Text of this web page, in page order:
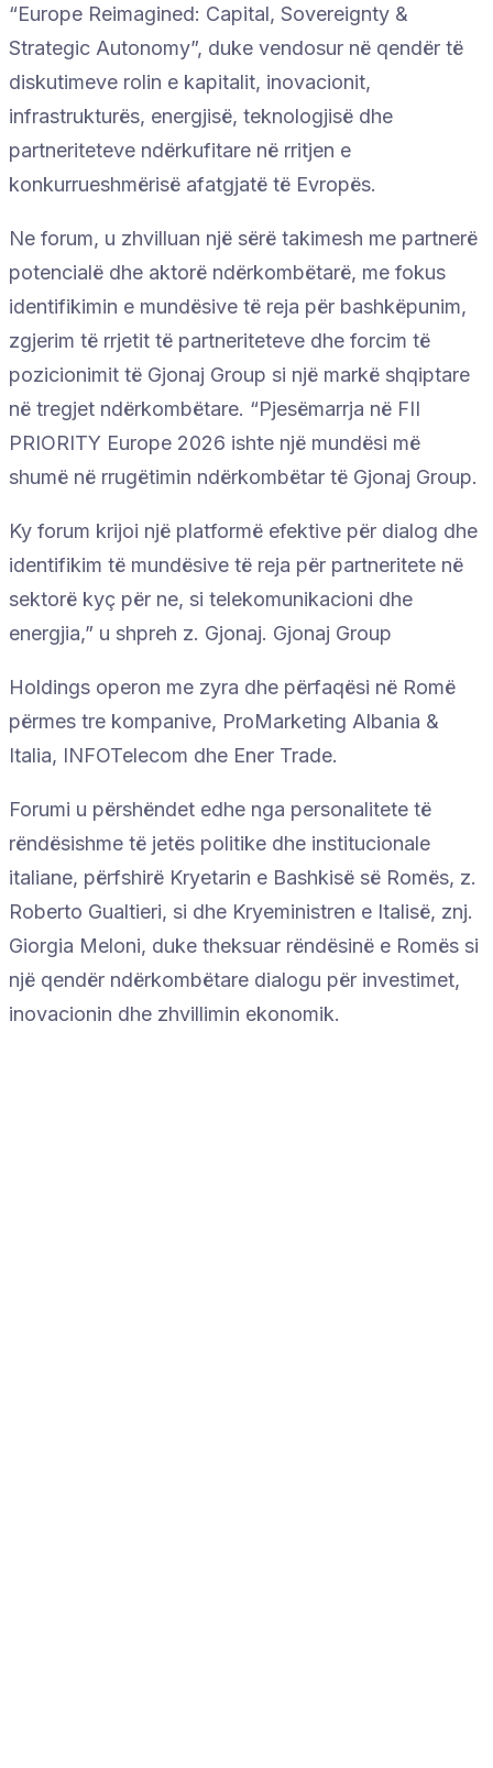
“Europe Reimagined: Capital, Sovereignty &
Strategic Autonomy”, duke vendosur në qendër të
diskutimeve rolin e kapitalit, inovacionit,
infrastrukturës, energjisë, teknologjisë dhe
partneriteteve ndërkufitare në rritjen e
konkurrueshmërisë afatgjatë të Evropës.
Ne forum, u zhvilluan një sërë takimesh me partnerë
potencialë dhe aktorë ndërkombëtarë, me fokus
identifikimin e mundësive të reja për bashkëpunim,
zgjerim të rrjetit të partneriteteve dhe forcim të
pozicionimit të Gjonaj Group si një markë shqiptare
në tregjet ndërkombëtare. “Pjesëmarrja në FII
PRIORITY Europe 2026 ishte një mundësi më
shumë në rrugëtimin ndërkombëtar të Gjonaj Group.
Ky forum krijoi një platformë efektive për dialog dhe
identifikim të mundësive të reja për partneritete në
sektorë kyç për ne, si telekomunikacioni dhe
energjia,” u shpreh z. Gjonaj. Gjonaj Group
Holdings operon me zyra dhe përfaqësi në Romë
përmes tre kompanive, ProMarketing Albania &
Italia, INFOTelecom dhe Ener Trade.
Forumi u përshëndet edhe nga personalitete të
rëndësishme të jetës politike dhe institucionale
italiane, përfshirë Kryetarin e Bashkisë së Romës, z.
Roberto Gualtieri, si dhe Kryeministren e Italisë, znj.
Giorgia Meloni, duke theksuar rëndësinë e Romës si
një qendër ndërkombëtare dialogu për investimet,
inovacionin dhe zhvillimin ekonomik.